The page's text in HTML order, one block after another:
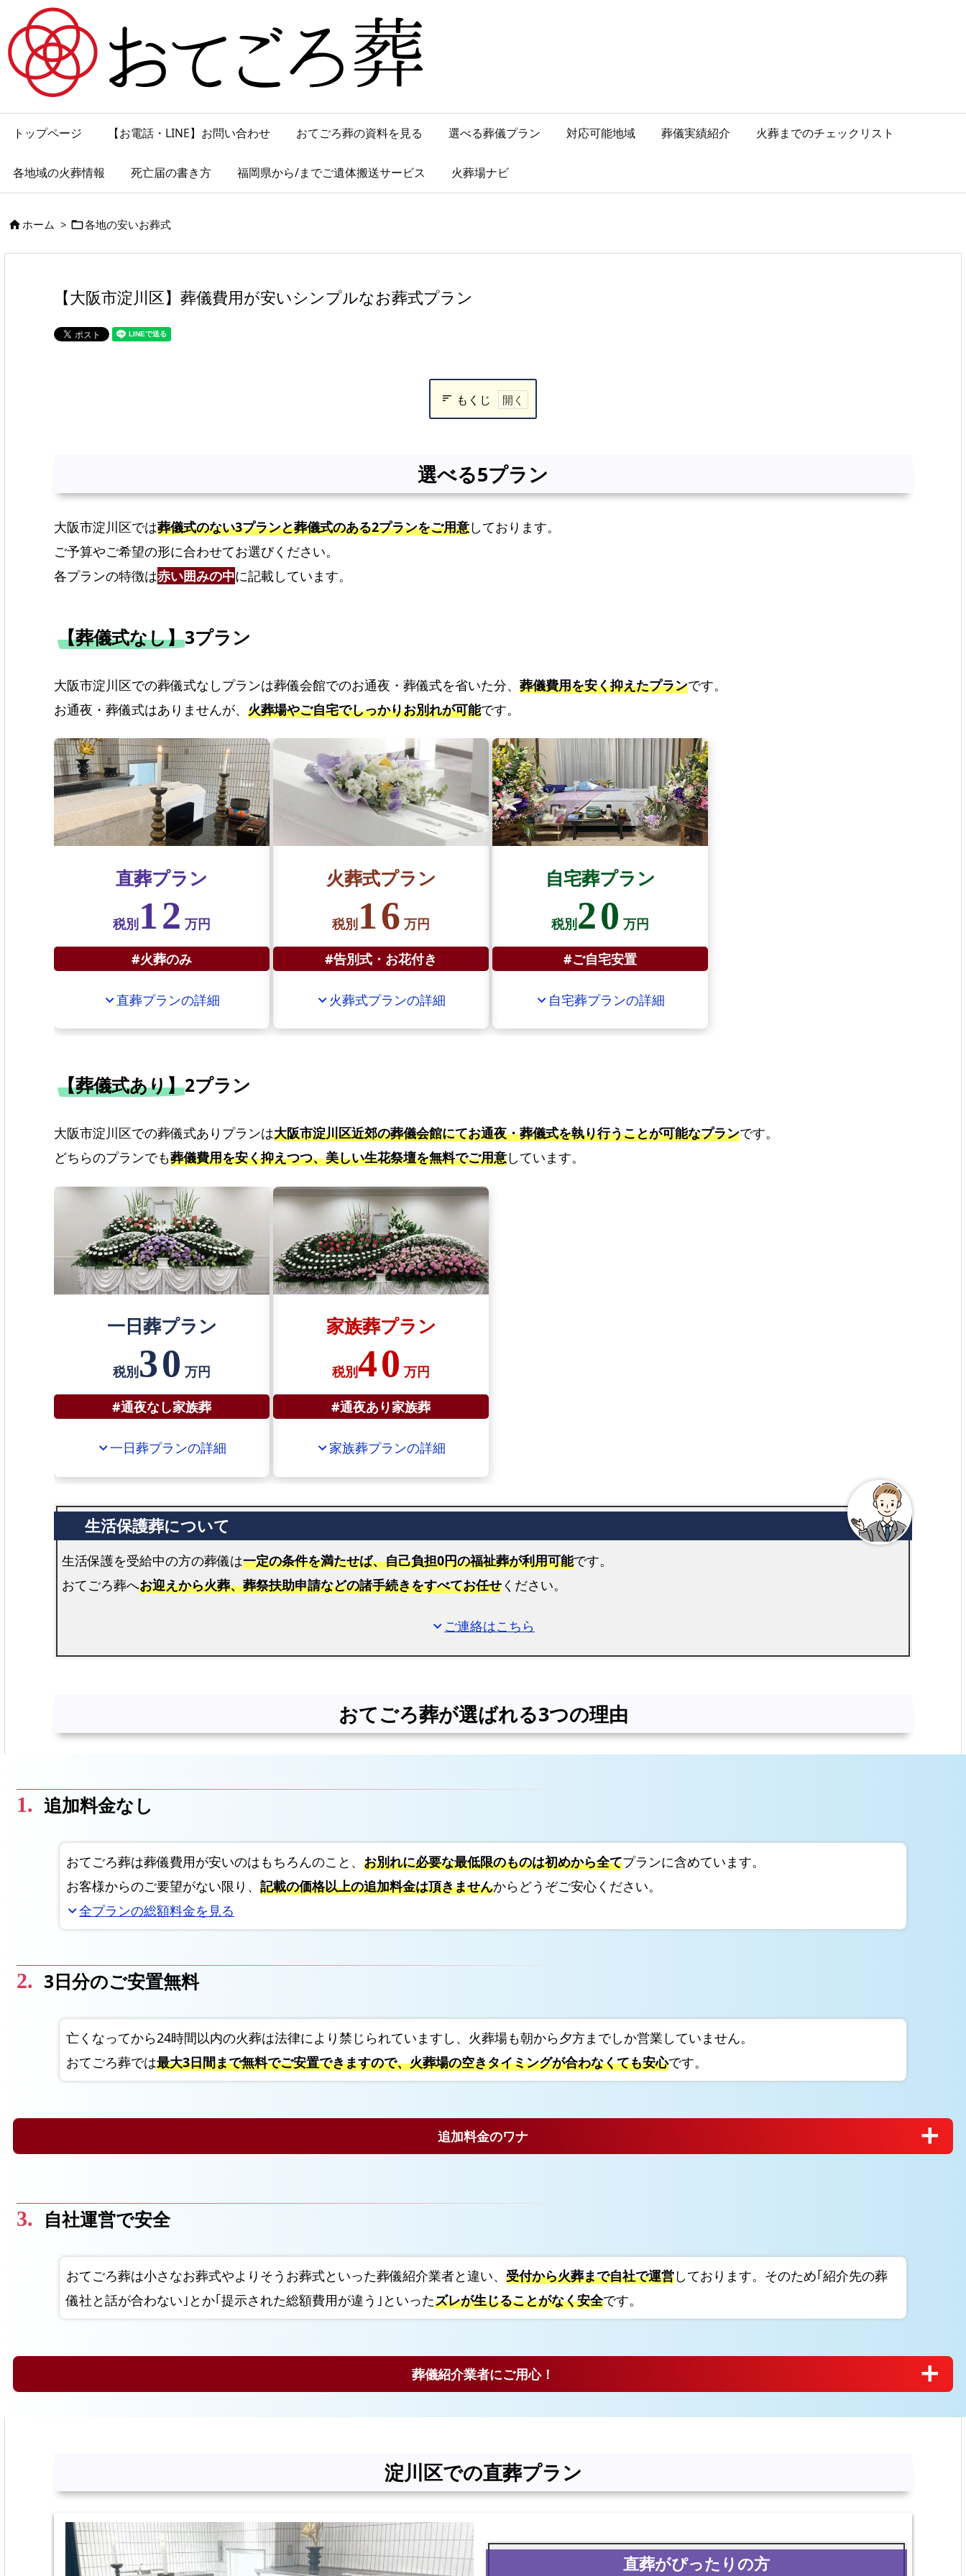
トップページ 【お電話・LINE】お問い合わせ おてごろ葬の資料を見る 選べる葬儀プラン 対応可能地域 葬儀実績紹介 火葬までのチェックリスト
各地域の火葬情報 死亡届の書き方 福岡県から/までご遺体搬送サービス 火葬場ナビ
ホーム > 各地の安いお葬式
【大阪市淀川区】葬儀費用が安いシンプルなお葬式プラン
もくじ
選
5
プ
ラ
ン
選
ば
れ
る
3
理
由
の
で
の
火
葬
式
ラ
ン
淀
式
プ
ン
淀
川
で
葬
プ
大
川
区
の
族
ラ
ン
選
お
別
お
美
し
い
生
壇
の
ル
お
ご
ろ
葬
選べる5プラン
大阪市淀川区では葬儀式のない3プランと葬儀式のある2プランをご用意しております。
ご予算やご希望の形に合わせてお選びください。
各プランの特徴は赤い囲みの中に記載しています。
【葬儀式なし】3プラン
大阪市淀川区での葬儀式なしプランは葬儀会館でのお通夜・葬儀式を省いた分、 葬儀費用を安く抑えたプランです。
お通夜・葬儀式はありませんが、 火葬場やご自宅でしっかりお別れが可能です。
直葬プラン
税別12万円
#火葬のみ
expand_more直葬プランの詳細
火葬式プラン
税別16万円
#告別式・お花付き
expand_more火葬式プランの詳細
自宅葬プラン
税別20万円
#ご自宅安置
expand_more自宅葬プランの詳細
【葬儀式あり】2プラン
大阪市淀川区での葬儀式ありプランは大阪市淀川区近郊の葬儀会館にてお通夜・葬儀式を執り行うことが可能なプランです。
どちらのプランでも葬儀費用を安く抑えつつ、美しい生花祭壇を無料でご用意しています。
一日葬プラン
税別30万円
#通夜なし家族葬
expand_more一日葬プランの詳細
家族葬プラン
税別40万円
#通夜あり家族葬
expand_more家族葬プランの詳細
生活保護を受給中の方の葬儀は一定の条件を満たせば、自己負担0円の福祉葬が利用可能です。
おてごろ葬へお迎えから火葬、葬祭扶助申請などの諸手続きをすべてお任せください。
expand_moreご連絡はこちら
おてごろ葬が選ばれる3つの理由
追加料金なし
おてごろ葬は葬儀費用が安いのはもちろんのこと、お別れに必要な最低限のものは初めから全てプランに含めています。
お客様からのご要望がない限り、記載の価格以上の追加料金は頂きませんからどうぞご安心ください。
expand_more全プランの総額料金を見る
3日分のご安置無料
亡くなってから24時間以内の火葬は法律により禁じられていますし、火葬場も朝から夕方までしか営業していません。
おてごろ葬では最大3日間まで無料でご安置できますので、火葬場の空きタイミングが合わなくても安心です。
追加料金のワナ
自社運営で安全
おてごろ葬は小さなお葬式やよりそうお葬式といった葬儀紹介業者と違い、受付から火葬まで自社で運営しております。そのため｢紹介先の葬
儀社と話が合わない｣とか｢提示された総額費用が違う｣といったズレが生じることがなく安全です。
葬儀紹介業者にご用心！
淀川区での直葬プラン